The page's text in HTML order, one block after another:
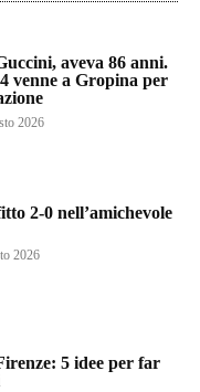
aveva 86 anni.
venne a Gropina per
2026
2-0 nell’amichevole
2026
5 idee per far